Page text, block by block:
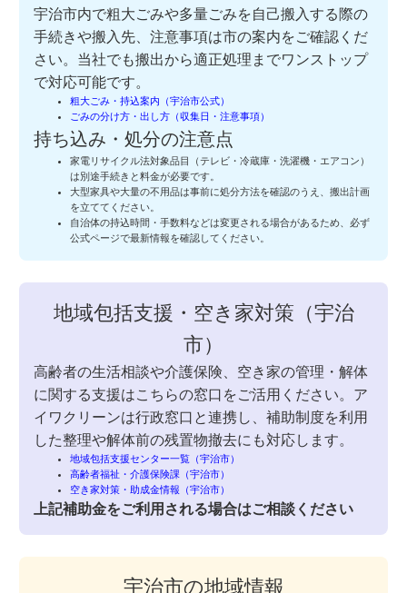
宇治市内で粗大ごみや多量ごみを自己搬入する際の
手続きや搬入先、注意事項は市の案内をご確認くだ
さい。当社でも搬出から適正処理までワンストップ
で対応可能です。
粗大ごみ・持込案内（宇治市公式）
ごみの分け方・出し方（収集日・注意事項）
持ち込み・処分の注意点
家電リサイクル法対象品目（テレビ・冷蔵庫・洗濯機・エアコン）
は別途手続きと料金が必要です。
大型家具や大量の不用品は事前に処分方法を確認のうえ、搬出計画
を立ててください。
自治体の持込時間・手数料などは変更される場合があるため、必ず
公式ページで最新情報を確認してください。
地域包括支援・空き家対策（宇治
市）
高齢者の生活相談や介護保険、空き家の管理・解体
に関する支援はこちらの窓口をご活用ください。ア
イワクリーンは行政窓口と連携し、補助制度を利用
した整理や解体前の残置物撤去にも対応します。
地域包括支援センター一覧（宇治市）
高齢者福祉・介護保険課（宇治市）
空き家対策・助成金情報（宇治市）
上記補助金をご利用される場合はご相談ください
宇治市の地域情報